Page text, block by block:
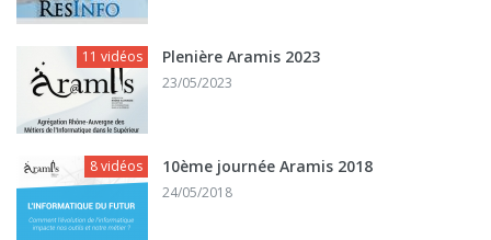
11 vidéos Plenière Aramis 2023
23/05/2023
8 vidéos 10ème journée Aramis 2018
24/05/2018